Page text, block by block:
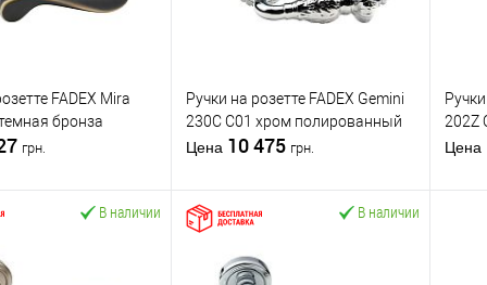
FADEX Mira
бронза
грн.
Ручки на розетте FADEX Gemini
230C C01 хром полированный
Цена 10 475 грн.
202Z
Цена
В наличии В наличии